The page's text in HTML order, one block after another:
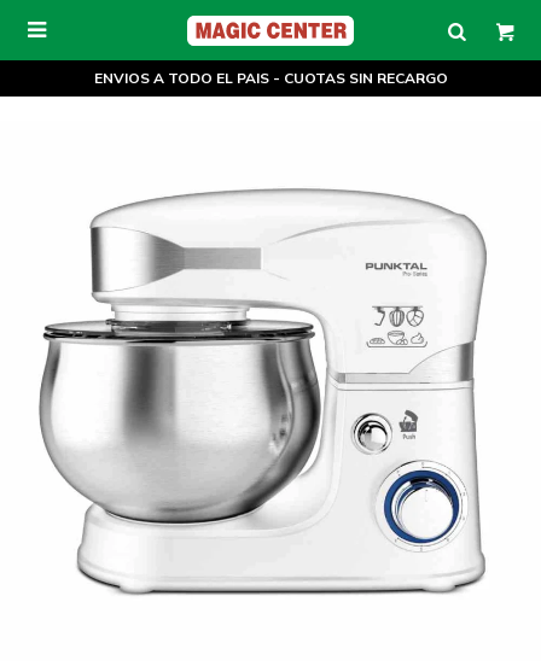

ENVIOS A TODO EL PAIS - CUOTAS SIN RECARGO